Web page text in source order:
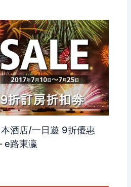
酒店/一日遊 9折優惠
e路東瀛